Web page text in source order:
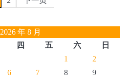
2026 年 8 月
四 五 六
日
1
2
6 7 8
9